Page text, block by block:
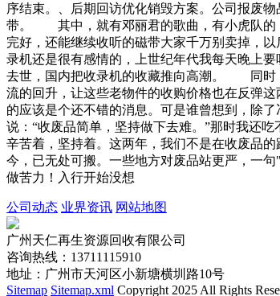
序结束。、后期回访优化销毁方案。公司报废
带。 其中，就有邓丽君的歌曲，有小虎队的
完好，还能继续收听的磁带大家千万别卖掉
录机还是很有感情的，上世纪年代我每天晚上
去世，国内把收录机的收藏推向高潮。 同时
流的回升，让这些老物件的收购价格也在反弹
的应该是个还不错的消息。可是谁曾想到，除
说：“收废品简单，坚持做下去难。”那时我还
辛苦着，坚持着。这两年，我们不是在收废品
今，已无处可搬。一些地方对废品站更严，一
做苦力！入行开始没想
公司动态 业界资讯 网站地图
广州天仁再生资源回收有限公司
咨询热线：13711115910
地址：广州市天河区小新塘横圳路10号
Sitemap Sitemap.xml Copyright 2025 All Rights